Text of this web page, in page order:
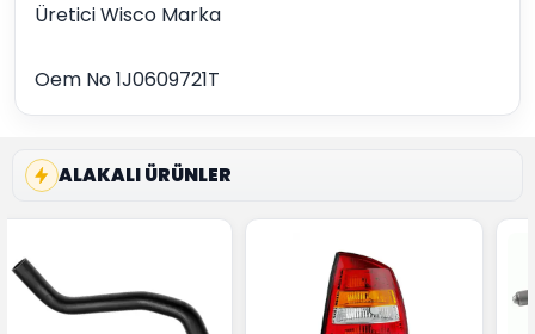
Üretici Wisco Marka
Oem No 1J0609721T
ALAKALI ÜRÜNLER